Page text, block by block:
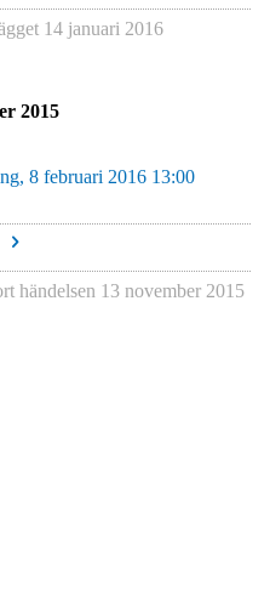
14 januari 2016
2015
8 februari 2016 13:00
händelsen 13 november 2015